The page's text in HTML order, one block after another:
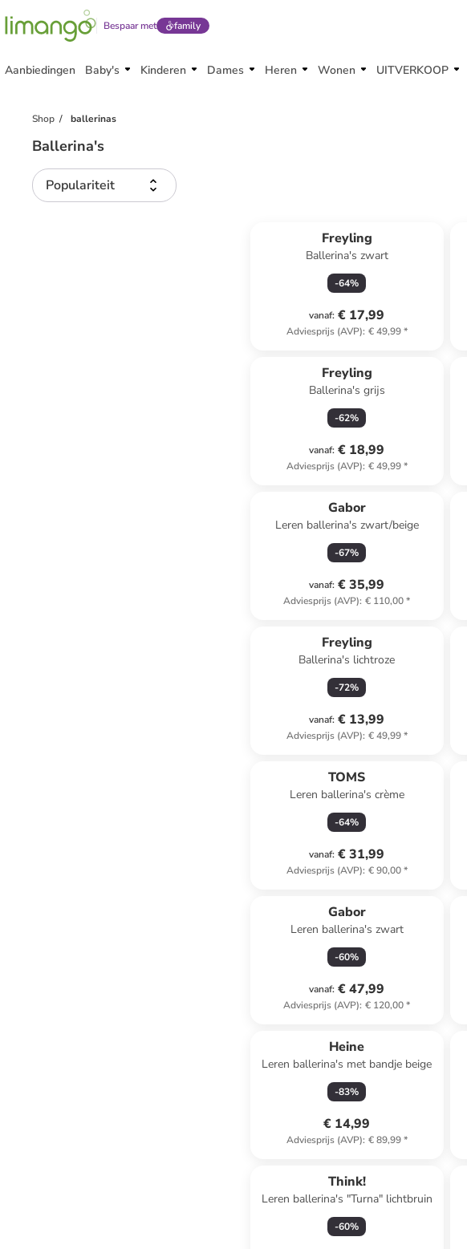
Bespaar met family
Aanbiedingen Baby's Kinderen Dames Heren Wonen UITVERKOOP
Shop ballerinas
Ballerina's
Populariteit
Freyling
Ballerina's zwart
-64%
vanaf: € 17,99
Adviesprijs (AVP): € 49,99*
Freyling
Ballerina's grijs
-62%
vanaf: € 18,99
Adviesprijs (AVP): € 49,99*
Gabor
Leren ballerina's zwart/beige
-67%
vanaf: € 35,99
Adviesprijs (AVP): € 110,00*
Freyling
Ballerina's lichtroze
-72%
vanaf: € 13,99
Adviesprijs (AVP): € 49,99*
TOMS
Leren ballerina's crème
-64%
vanaf: € 31,99
Adviesprijs (AVP): € 90,00*
Gabor
Leren ballerina's zwart
-60%
vanaf: € 47,99
Adviesprijs (AVP): € 120,00*
Heine
Leren ballerina's met bandje beige
-83%
€ 14,99
Adviesprijs (AVP): € 89,99*
Think!
Leren ballerina's "Turna" lichtbruin
-60%